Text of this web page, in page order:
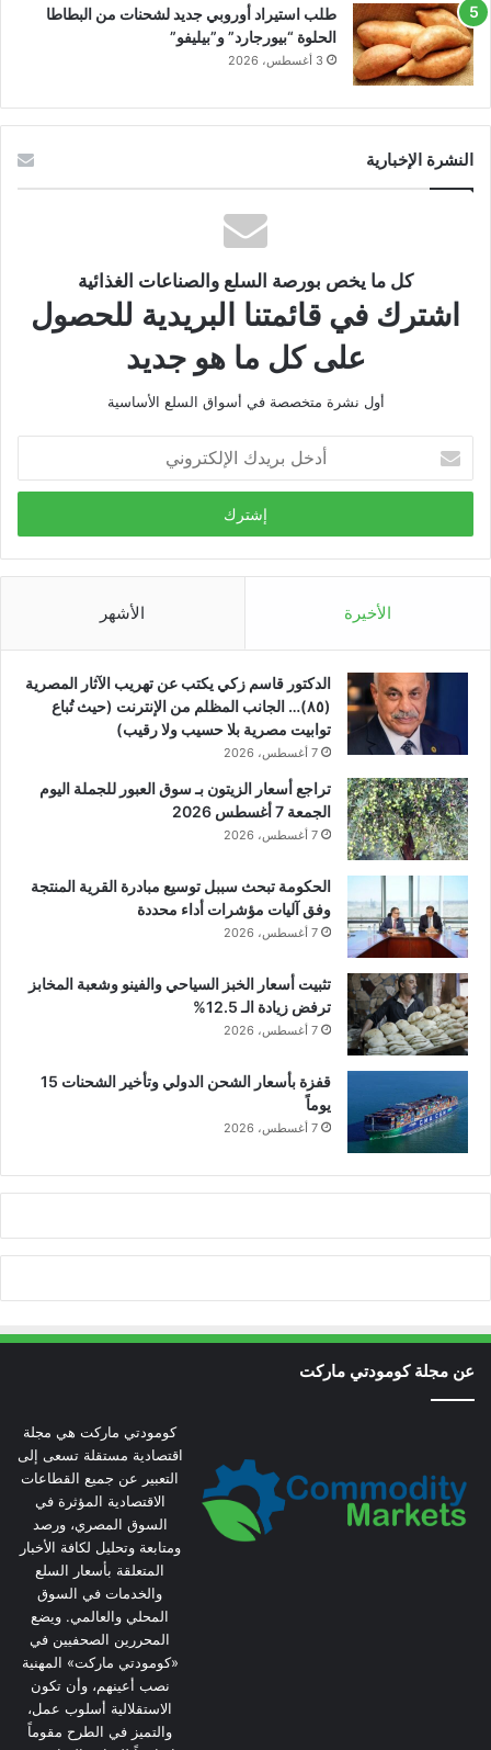
طلب استيراد أوروبي جديد لشحنات من البطاطا
الحلوة “بيورجارد” و”بيليفو”
3 أغسطس، 2026
النشرة الإخبارية
كل ما يخص بورصة السلع والصناعات الغذائية
اشترك في قائمتنا البريدية للحصول
على كل ما هو جديد
أول نشرة متخصصة في أسواق السلع الأساسية
بريدك
الإلكتروني
الأخيرة الأشهر
الدكتور قاسم زكي يكتب عن تهريب الآثار المصرية
(٨٥)… الجانب المظلم من الإنترنت (حيث تُباع
توابيت مصرية بلا حسيب ولا رقيب)
7 أغسطس، 2026
تراجع أسعار الزيتون بـ سوق العبور للجملة اليوم
الجمعة 7 أغسطس 2026
7 أغسطس، 2026
الحكومة تبحث سببل توسيع مبادرة القرية المنتجة
وفق آليات مؤشرات أداء محددة
7 أغسطس، 2026
تثبيت أسعار الخبز السياحي والفينو وشعبة المخابز
ترفض زيادة الـ 12.5%
7 أغسطس، 2026
قفزة بأسعار الشحن الدولي وتأخير الشحنات 15
يوماً
7 أغسطس، 2026
عن مجلة كومودتي ماركت
كومودتي ماركت هي مجلة
اقتصادية مستقلة تسعى إلى
التعبير عن جميع القطاعات
الاقتصادية المؤثرة في
السوق المصري، ورصد
ومتابعة وتحليل لكافة الأخبار
المتعلقة بأسعار السلع
والخدمات في السوق
المحلي والعالمي. ويضع
المحررين الصحفيين في
«كومودتي ماركت» المهنية
نصب أعينهم، وأن تكون
الاستقلالية أسلوب عمل،
والتميز في الطرح مقوماً